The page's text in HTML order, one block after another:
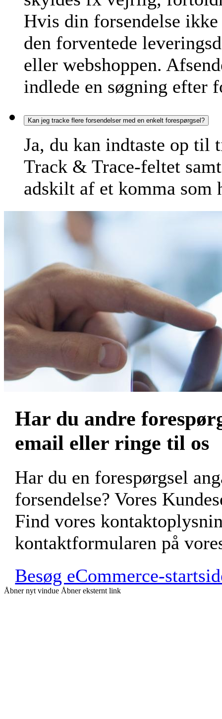
Hvis din forsendelse
den forventede
eller webshoppen.
indlede en søgning efter
Kan jeg tracke flere forsendelser med en enkelt forespørgsel?
Ja, du kan indtaste op
Track & Trace-feltet
adskilt af et komma som
Har du andre
email eller ringe til os
Har du en forespørgsel
forsendelse? Vores
Find vores
kontaktformularen på
Besøg eCommerce-
Åbner nyt vindue Åbner eksternt link